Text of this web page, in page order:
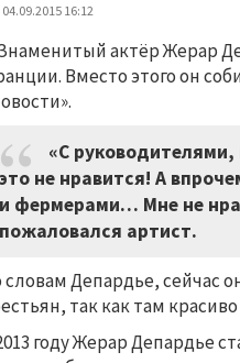
04.09.2015 16:12
актёр Жерар
Вместо этого он
«С
это не нравится! А
и фермерами… Мне не
пожаловался артист.
словам Депардье, сейчас
так как там
году Жерар Депардье